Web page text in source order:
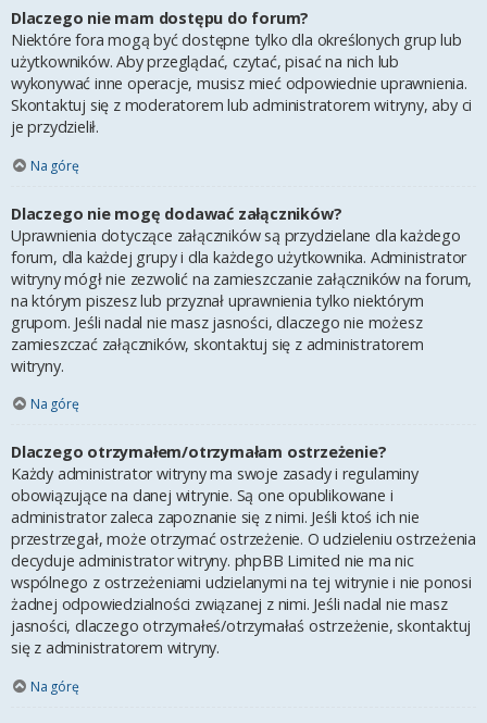
Dlaczego nie mam dostępu do forum?
Niektóre fora mogą być dostępne tylko dla określonych grup lub
użytkowników. Aby przeglądać, czytać, pisać na nich lub
wykonywać inne operacje, musisz mieć odpowiednie uprawnienia.
Skontaktuj się z moderatorem lub administratorem witryny, aby ci
je przydzielił.
Na górę
Dlaczego nie mogę dodawać załączników?
Uprawnienia dotyczące załączników są przydzielane dla każdego
forum, dla każdej grupy i dla każdego użytkownika. Administrator
witryny mógł nie zezwolić na zamieszczanie załączników na forum,
na którym piszesz lub przyznał uprawnienia tylko niektórym
grupom. Jeśli nadal nie masz jasności, dlaczego nie możesz
zamieszczać załączników, skontaktuj się z administratorem
witryny.
Na górę
Dlaczego otrzymałem/otrzymałam ostrzeżenie?
Każdy administrator witryny ma swoje zasady i regulaminy
obowiązujące na danej witrynie. Są one opublikowane i
administrator zaleca zapoznanie się z nimi. Jeśli ktoś ich nie
przestrzegał, może otrzymać ostrzeżenie. O udzieleniu ostrzeżenia
decyduje administrator witryny. phpBB Limited nie ma nic
wspólnego z ostrzeżeniami udzielanymi na tej witrynie i nie ponosi
żadnej odpowiedzialności związanej z nimi. Jeśli nadal nie masz
jasności, dlaczego otrzymałeś/otrzymałaś ostrzeżenie, skontaktuj
się z administratorem witryny.
Na górę